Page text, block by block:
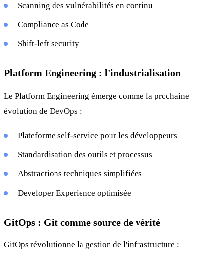
Scanning des vulnérabilités en continu
Compliance as Code
Shift-left security
Platform Engineering : l'industrialisation
Le Platform Engineering émerge comme la prochaine
évolution de DevOps :
Plateforme self-service pour les développeurs
Standardisation des outils et processus
Abstractions techniques simplifiées
Developer Experience optimisée
GitOps : Git comme source de vérité
GitOps révolutionne la gestion de l'infrastructure :